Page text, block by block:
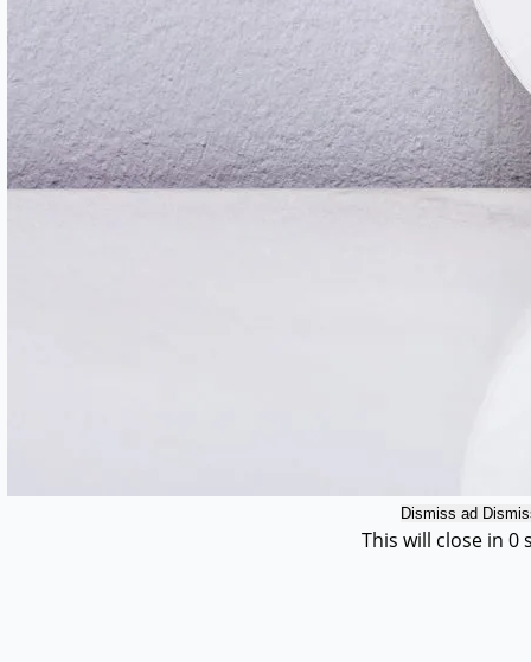
Dismiss ad
This will close in 0